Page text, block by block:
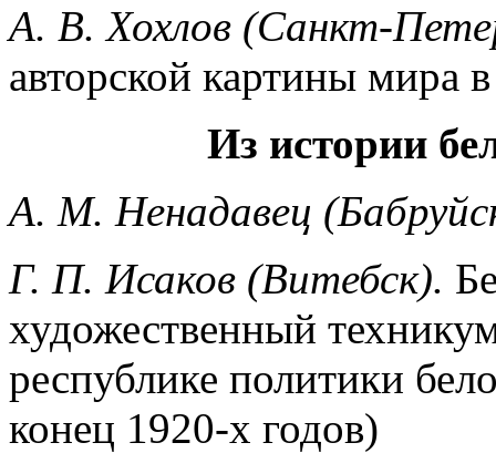
А. В. Хохлов (Санкт-
авторской картины мира
Из истории
А. М. Ненадавец
Г. П. Исаков (Витебск).
художественный
республике политики
конец 1920-х годов)